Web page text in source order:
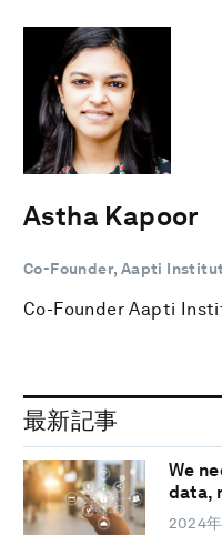
Astha Kapoor
Co-Founder, Aapti
Co-Founder Aapti
最新記事
We
data,
2024